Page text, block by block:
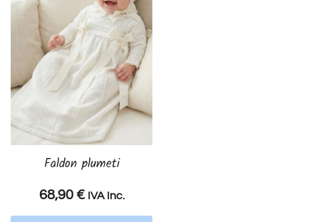
Faldon plumeti
68,90 € IVA Inc.